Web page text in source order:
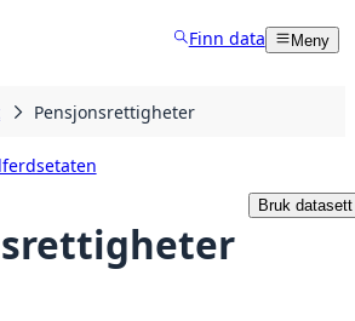
Finn data Meny
Pensjonsrettigheter
Bruk datasett